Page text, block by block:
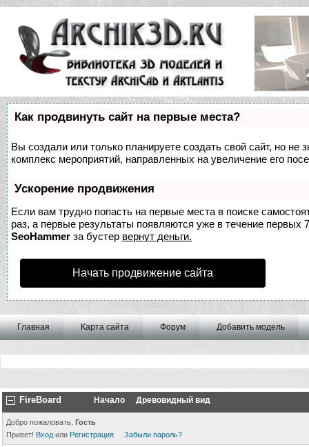
Как продвинуть сайт на первые места?
Вы создали или только планируете создать свой сайт, но не
комплекс мероприятий, направленных на увеличение его
Ускорение продвижения
Если вам трудно попасть на первые места в поиске
раз, а первые результаты появляются уже в течение первых
SeoHammer за бустер вернут деньги.
Начать продвижение сайта
Главная Карта сайта Форум Добавить модель
FireBoard Начало Древовидный вид
Добро пожаловать, Гость
Привет! Вход или Регистрация Забыли пароль?